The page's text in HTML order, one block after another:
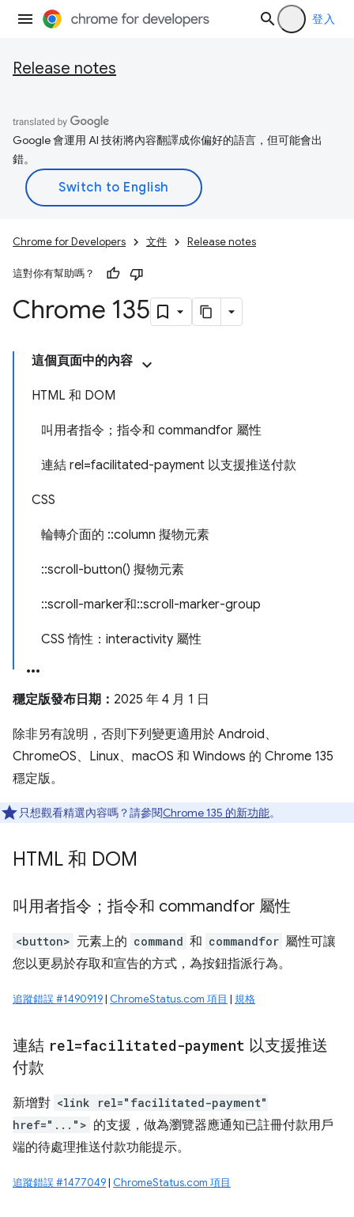
登入
Release notes
Google 會運用 AI 技術將內容翻譯成你偏好的語言，但可能會出
錯。
Chrome for Developers 文件 Release notes
這對你有幫助嗎？
Chrome 135
這個頁面中的內容
HTML 和 DOM
叫用者指令；指令和 commandfor 屬性
連結 rel=facilitated-payment 以支援推送付款
CSS
輪轉介面的 ::column 擬物元素
::scroll-button() 擬物元素
::scroll-marker和::scroll-marker-group
CSS 惰性：interactivity 屬性
穩定版發布日期： 2025 年 4 月 1 日
除非另有說明，否則下列變更適用於 Android、
ChromeOS、Linux、macOS 和 Windows 的 Chrome 135
穩定版。
只想觀看精選內容嗎？請參閱Chrome 135 的新功能。
HTML 和 DOM
叫用者指令；指令和 commandfor 屬性
<button> 元素上的 command 和 commandfor 屬性可讓
您以更易於存取和宣告的方式，為按鈕指派行為。
追蹤錯誤 #1490919| ChromeStatus.com 項目 | 規格
連結 rel=facilitated-payment 以支援推送
付款
新增對 <link rel="facilitated-payment"
href="..."> 的支援，做為瀏覽器應通知已註冊付款用戶
端的待處理推送付款功能提示。
追蹤錯誤 #1477049| ChromeStatus.com 項目